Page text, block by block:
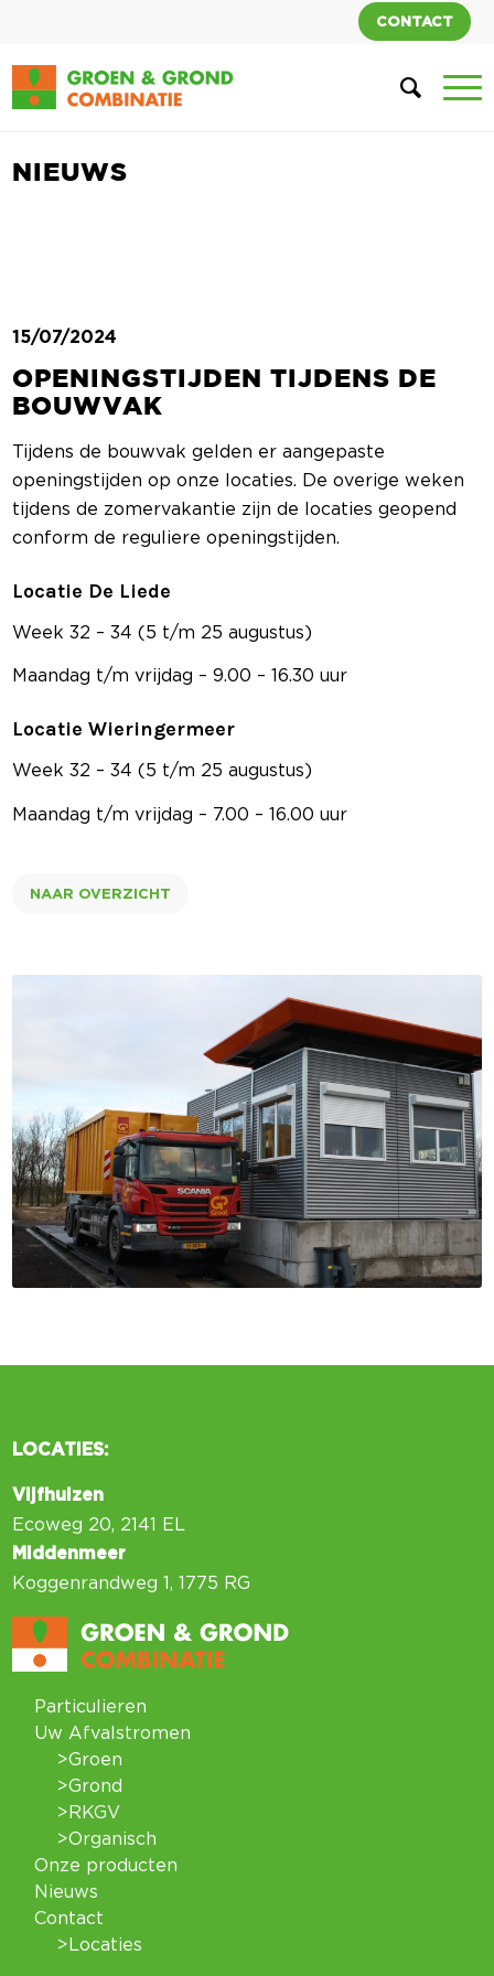
CONTACT
NIEUWS
15/07/2024
OPENINGSTIJDEN TIJDENS DE
BOUWVAK
Tijdens de bouwvak gelden er aangepaste
openingstijden op onze locaties. De overige weken
tijdens de zomervakantie zijn de locaties geopend
conform de reguliere openingstijden.
Locatie De Liede
Week 32 – 34 (5 t/m 25 augustus)
Maandag t/m vrijdag – 9.00 – 16.30 uur
Locatie Wieringermeer
Week 32 – 34 (5 t/m 25 augustus)
Maandag t/m vrijdag – 7.00 – 16.00 uur
NAAR OVERZICHT
LOCATIES:
Vijfhuizen
Ecoweg 20, 2141 EL
Middenmeer
Koggenrandweg 1, 1775 RG
Particulieren
Uw Afvalstromen
>Groen
>Grond
>RKGV
>Organisch
Onze producten
Nieuws
Contact
>Locaties